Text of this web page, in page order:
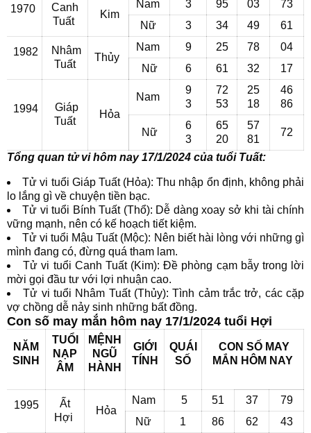
1970
Canh
Tuất
Kim
Nam 3 95 03
73
Nữ
3 34 49 61
1982
Nhâm
Tuất
Thủy
Nam 9 25 78
04
Nữ
6 61 32 17
1994
Giáp
Tuất
Hỏa
Nam
9
3
72
53
25
18
46
86
Nữ
6
3
65
20
57
81
72
Tổng quan tử vi hôm nay 17/1/2024 của tuổi Tuất:
Tử vi tuổi Giáp Tuất (Hỏa): Thu nhập ổn định, không phải
lo lắng gì về chuyện tiền bạc.
Tử vi tuổi Bính Tuất (Thổ): Dễ dàng xoay sở khi tài chính
vững mạnh, nên có kế hoạch tiết kiệm.
Tử vi tuổi Mậu Tuất (Mộc): Nên biết hài lòng với những gì
mình đang có, đừng quá tham lam.
Tử vi tuổi Canh Tuất (Kim): Đề phòng cạm bẫy trong lời
mời gọi đầu tư với lợi nhuận cao.
Tử vi tuổi Nhâm Tuất (Thủy): Tình cảm trắc trở, các cặp
vợ chồng dễ nảy sinh những bất đồng.
Con số may mắn hôm nay 17/1/2024 tuổi Hợi
NĂM
SINH
TUỔI
NẠP
ÂM
MỆNH
NGŨ
HÀNH
GIỚI
TÍNH
QUÁI
SỐ
CON SỐ MAY
MẮN HÔM NAY
1995
Ất
Hợi
Hỏa
Nam 5 51 37
79
Nữ
1 86 62 43